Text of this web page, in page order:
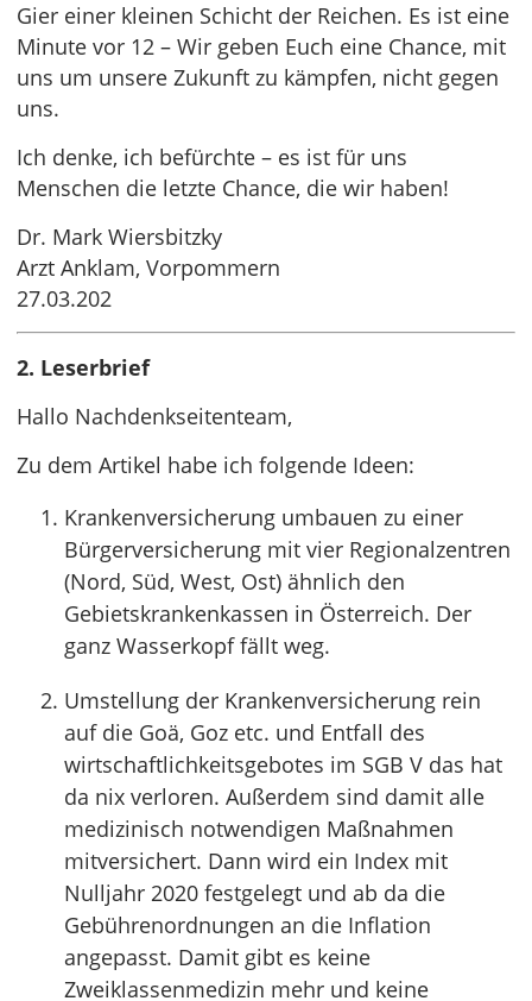
Gier einer kleinen Schicht der Reichen. Es ist eine
Minute vor 12 – Wir geben Euch eine Chance, mit
uns um unsere Zukunft zu kämpfen, nicht gegen
uns.
Ich denke, ich befürchte – es ist für uns
Menschen die letzte Chance, die wir haben!
Dr. Mark Wiersbitzky
Arzt Anklam, Vorpommern
27.03.202
2. Leserbrief
Hallo Nachdenkseitenteam,
Zu dem Artikel habe ich folgende Ideen:
Krankenversicherung umbauen zu einer
Bürgerversicherung mit vier Regionalzentren
(Nord, Süd, West, Ost) ähnlich den
Gebietskrankenkassen in Österreich. Der
ganz Wasserkopf fällt weg.
Umstellung der Krankenversicherung rein
auf die Goä, Goz etc. und Entfall des
wirtschaftlichkeitsgebotes im SGB V das hat
da nix verloren. Außerdem sind damit alle
medizinisch notwendigen Maßnahmen
mitversichert. Dann wird ein Index mit
Nulljahr 2020 festgelegt und ab da die
Gebührenordnungen an die Inflation
angepasst. Damit gibt es keine
Zweiklassenmedizin mehr und keine